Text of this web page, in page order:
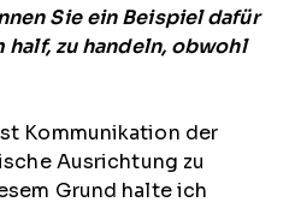
Sie ein Beispiel dafür
half, zu handeln, obwohl
Kommunikation der
Ausrichtung zu
Grund halte ich